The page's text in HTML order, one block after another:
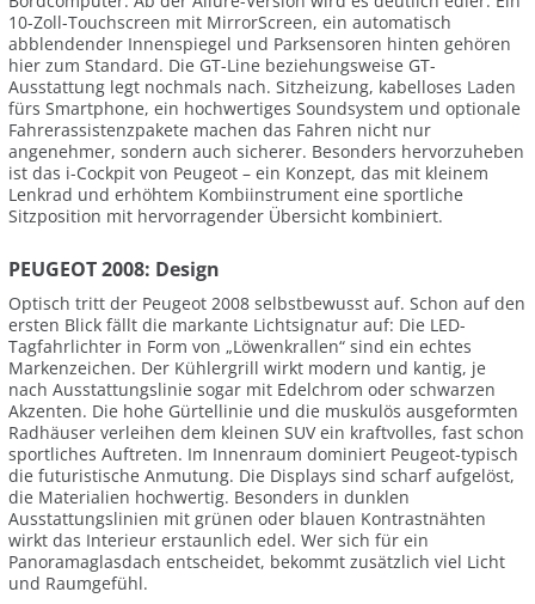
10-Zoll-Touchscreen mit MirrorScreen, ein automatisch
abblendender Innenspiegel und Parksensoren hinten gehören
hier zum Standard. Die GT-Line beziehungsweise GT-
Ausstattung legt nochmals nach. Sitzheizung, kabelloses Laden
fürs Smartphone, ein hochwertiges Soundsystem und optionale
Fahrerassistenzpakete machen das Fahren nicht nur
angenehmer, sondern auch sicherer. Besonders hervorzuheben
ist das i-Cockpit von Peugeot – ein Konzept, das mit kleinem
Lenkrad und erhöhtem Kombiinstrument eine sportliche
Sitzposition mit hervorragender Übersicht kombiniert.
PEUGEOT 2008: Design
Optisch tritt der Peugeot 2008 selbstbewusst auf. Schon auf den
ersten Blick fällt die markante Lichtsignatur auf: Die LED-
Tagfahrlichter in Form von „Löwenkrallen“ sind ein echtes
Markenzeichen. Der Kühlergrill wirkt modern und kantig, je
nach Ausstattungslinie sogar mit Edelchrom oder schwarzen
Akzenten. Die hohe Gürtellinie und die muskulös ausgeformten
Radhäuser verleihen dem kleinen SUV ein kraftvolles, fast schon
sportliches Auftreten. Im Innenraum dominiert Peugeot-typisch
die futuristische Anmutung. Die Displays sind scharf aufgelöst,
die Materialien hochwertig. Besonders in dunklen
Ausstattungslinien mit grünen oder blauen Kontrastnähten
wirkt das Interieur erstaunlich edel. Wer sich für ein
Panoramaglasdach entscheidet, bekommt zusätzlich viel Licht
und Raumgefühl.